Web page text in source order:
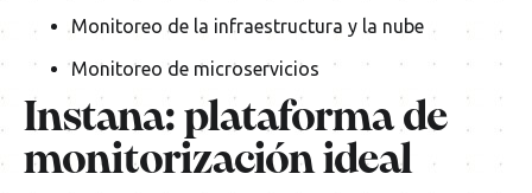
Monitoreo de la infraestructura y la nube
Monitoreo de microservicios
Instana: plataforma de
monitorización ideal